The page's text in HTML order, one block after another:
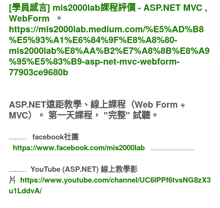
[學員感言] mis2000lab課程評價 - ASP.NET MVC ,
WebForm 。
https://mis2000lab.medium.com/%E5%AD%B8
%E5%93%A1%E6%84%9F%E8%A8%80-
mis2000lab%E8%AA%B2%E7%A8%8B%E8%A9
%95%E5%83%B9-asp-net-mvc-webform-
77903ce9680b
ASP.NET遠距教學、線上課程（Web Form +
MVC）。 第一天課程， "完整" 試聽。
.........
facebook社團
https://www.facebook.com/mis2000lab
......................
......... YouTube (ASP.NET) 線上教學影
片 https://www.youtube.com/channel/UC6IPPf6tvsNG8zX3
u1LddvA/